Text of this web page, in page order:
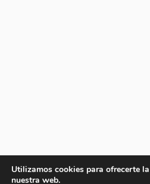
Utilizamos cookies para ofrecerte
nuestra web.